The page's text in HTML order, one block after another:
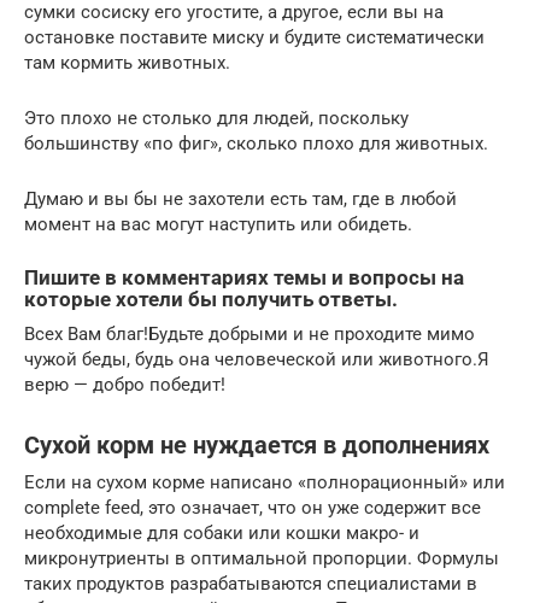
сумки сосиску его угостите, а другое, если вы на
остановке поставите миску и будите систематически
там кормить животных.
Это плохо не столько для людей, поскольку
большинству «по фиг», сколько плохо для животных.
Думаю и вы бы не захотели есть там, где в любой
момент на вас могут наступить или обидеть.
Пишите в комментариях темы и вопросы на
которые хотели бы получить ответы.
Всех Вам благ!Будьте добрыми и не проходите мимо
чужой беды, будь она человеческой или животного.Я
верю — добро победит!
Сухой корм не нуждается в дополнениях
Если на сухом корме написано «полнорационный» или
complete feed, это означает, что он уже содержит все
необходимые для собаки или кошки макро- и
микронутриенты в оптимальной пропорции. Формулы
таких продуктов разрабатываются специалистами в